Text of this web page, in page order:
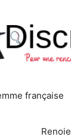
française
Renoie